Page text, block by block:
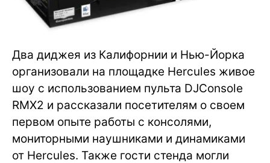
Два диджея из Калифорнии и Нью-Йорка
организовали на площадке Hercules живое
шоу с использованием пульта DJConsole
RMX2 и рассказали посетителям о своем
первом опыте работы с консолями,
мониторными наушниками и динамиками
от Hercules. Также гости стенда могли